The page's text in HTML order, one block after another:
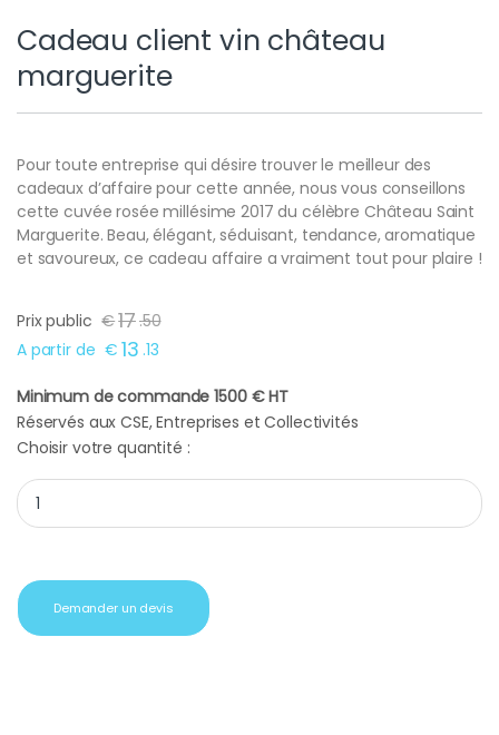
Cadeau client vin château
marguerite
Pour toute entreprise qui désire trouver le meilleur des
cadeaux d’affaire pour cette année, nous vous conseillons
cette cuvée rosée millésime 2017 du célèbre Château Saint
Marguerite. Beau, élégant, séduisant, tendance, aromatique
et savoureux, ce cadeau affaire a vraiment tout pour plaire !
Prix public €17.50
A partir de € 13 .13
Minimum de commande 1500 € HT
Réservés aux CSE, Entreprises et Collectivités
Choisir votre quantité :
Cadeau client vin château marguerite quantity
Demander un devis